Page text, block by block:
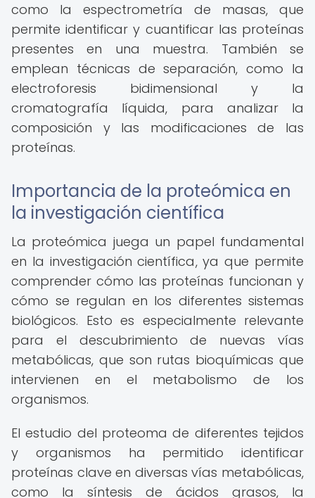
como la espectrometría de masas, que
permite identificar y cuantificar las proteínas
presentes en una muestra. También se
emplean técnicas de separación, como la
electroforesis bidimensional y la
cromatografía líquida, para analizar la
composición y las modificaciones de las
proteínas.
Importancia de la proteómica en
la investigación científica
La proteómica juega un papel fundamental
en la investigación científica, ya que permite
comprender cómo las proteínas funcionan y
cómo se regulan en los diferentes sistemas
biológicos. Esto es especialmente relevante
para el descubrimiento de nuevas vías
metabólicas, que son rutas bioquímicas que
intervienen en el metabolismo de los
organismos.
El estudio del proteoma de diferentes tejidos
y organismos ha permitido identificar
proteínas clave en diversas vías metabólicas,
como la síntesis de ácidos grasos, la